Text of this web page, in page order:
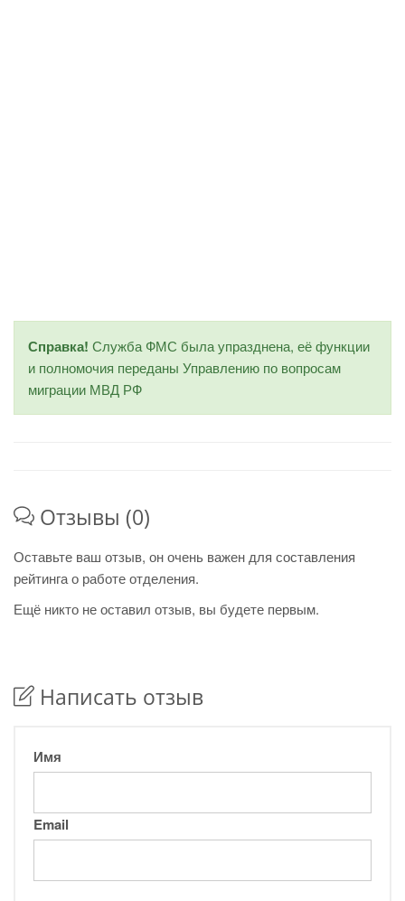
Справка! Служба ФМС была упразднена, её функции
и полномочия переданы Управлению по вопросам
миграции МВД РФ
Отзывы (0)
Оставьте ваш отзыв, он очень важен для составления
рейтинга о работе отделения.
Ещё никто не оставил отзыв, вы будете первым.
Написать отзыв
Имя
Email